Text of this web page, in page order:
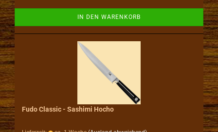
IN DEN WARENKORB
Fudo Classic - Sashimi Hocho